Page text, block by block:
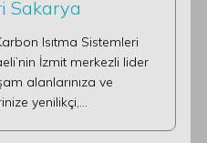
Sakarya
Isıtma Sistemleri
İzmit merkezli lider
alanlarınıza ve
yenilikçi,…